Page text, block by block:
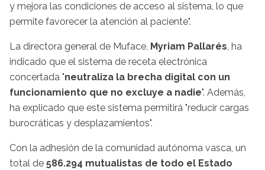
y mejora las condiciones de acceso al sistema, lo que
permite favorecer la atención al paciente".
La directora general de Muface, Myriam Pallarés, ha
indicado que el sistema de receta electrónica
concertada "neutraliza la brecha digital con un
funcionamiento que no excluye a nadie". Además,
ha explicado que este sistema permitirá "reducir cargas
burocráticas y desplazamientos".
Con la adhesión de la comunidad autónoma vasca, un
total de 586.294 mutualistas de todo el Estado